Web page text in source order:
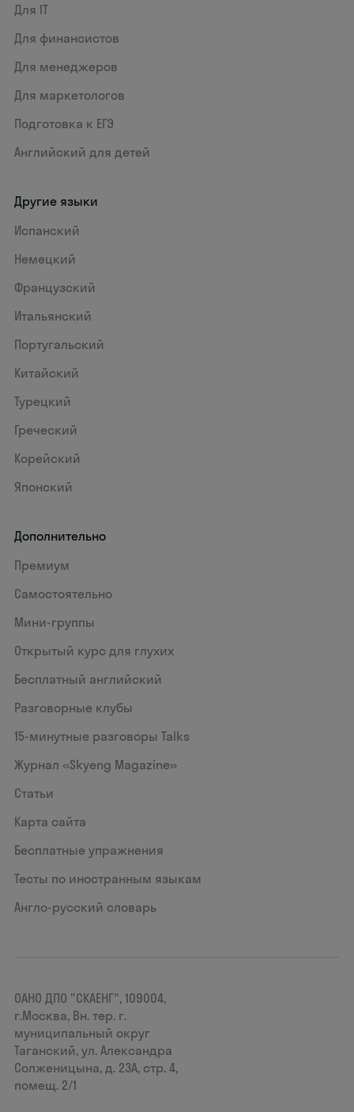
Для IT
Для финансистов
Для менеджеров
Для маркетологов
Подготовка к ЕГЭ
Английский для детей
Другие языки
Испанский
Немецкий
Французский
Итальянский
Португальский
Китайский
Турецкий
Греческий
Корейский
Японский
Дополнительно
Премиум
Самостоятельно
Мини-группы
Открытый курс для глухих
Бесплатный английский
Разговорные клубы
15‑минутные разговоры Talks
Журнал «Skyeng Magazine»
Статьи
Карта сайта
Бесплатные упражнения
Тесты по иностранным языкам
Англо-русский словарь
ОАНО ДПО "СКАЕНГ", 109004,
г.Москва, Вн. тер. г.
муниципальный округ
Таганский, ул. Александра
Солженицына, д. 23А, стр. 4,
помещ. 2/1